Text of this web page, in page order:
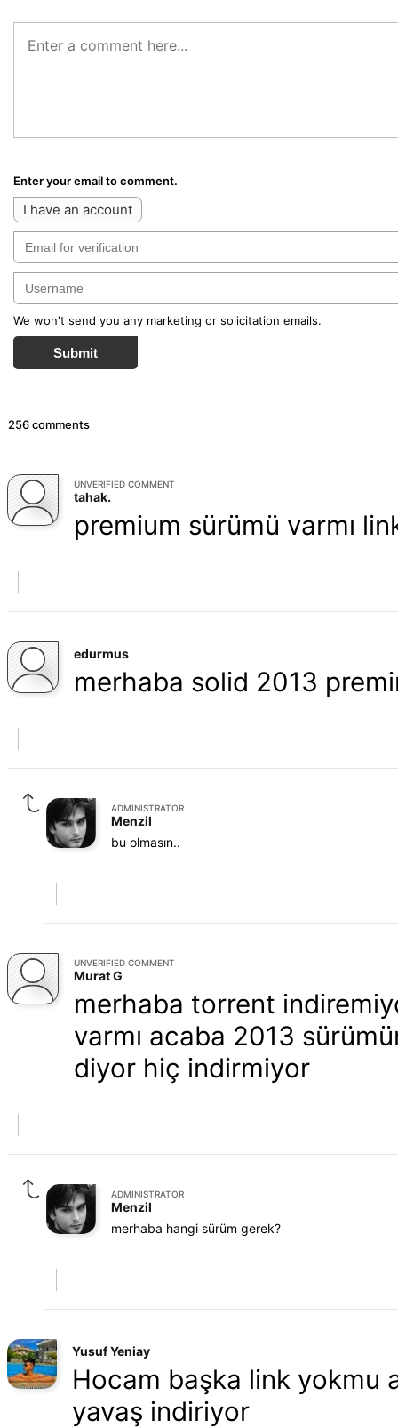
Enter your email to comment.
I have an account
We won't send you any marketing or solicitation emails.
Submit
256 comments
UNVERIFIED COMMENT
tahak.
premium sürümü varmı
edurmus
merhaba solid 2013
ADMINISTRATOR
Menzil
bu olmasın..
UNVERIFIED COMMENT
Murat G
merhaba torrent
varmı acaba 2013
diyor hiç indirmiyor
ADMINISTRATOR
Menzil
merhaba hangi sürüm gerek?
Yusuf Yeniay
Hocam başka link
yavaş indiriyor